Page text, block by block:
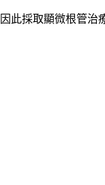
因此採取顯微根管治